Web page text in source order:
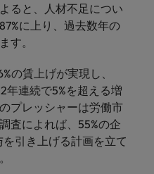
ると、人材不足につい
に上り、過去数年の
す。
の賃上げが実現し、
年連続で5%を超える増
プレッシャーは労働市
査によれば、55%の企
引き上げる計画を立て